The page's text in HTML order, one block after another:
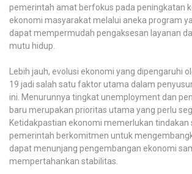
pemerintah amat berfokus pada peningkatan
ekonomi masyarakat melalui aneka program
dapat mempermudah pengaksesan layanan
mutu hidup.
Lebih jauh, evolusi ekonomi yang dipengaruhi
19 jadi salah satu faktor utama dalam
ini. Menurunnya tingkat unemployment dan
baru merupakan prioritas utama yang perlu
Ketidakpastian ekonomi memerlukan tindakan
pemerintah berkomitmen untuk
dapat menunjang pengembangan ekonomi
mempertahankan stabilitas.